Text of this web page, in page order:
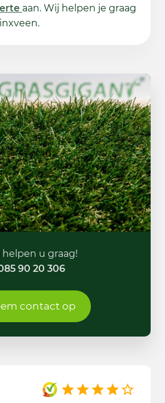
aan. Wij helpen je graag
helpen u graag!
90 20 306
contact op